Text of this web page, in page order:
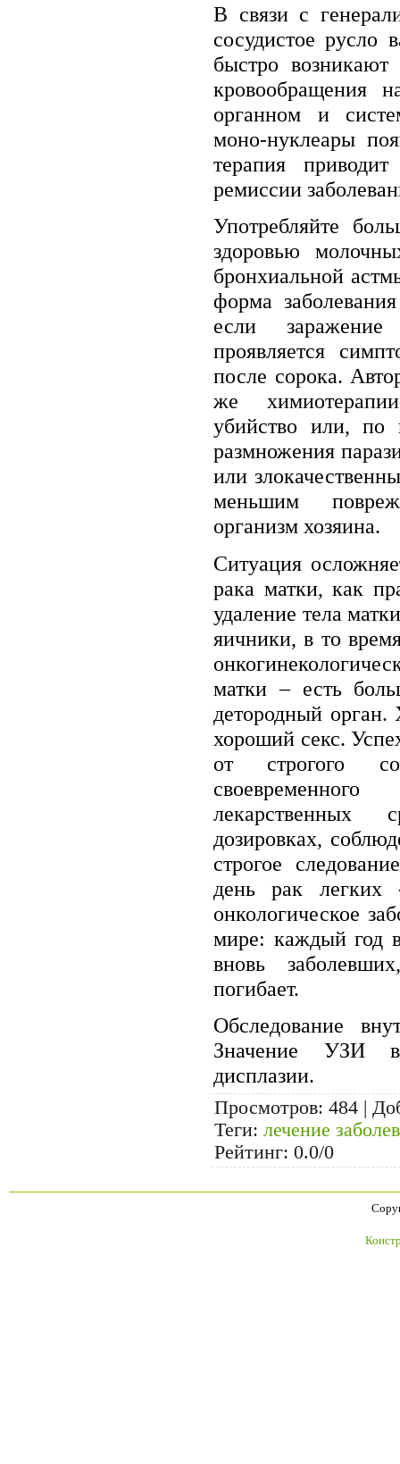
В связи с
сосудистое русло
быстро возникают
кровообращения
органном и
моно-нуклеары
терапия
ремиссии
Употребляйте
здоровью
бронхиальной
форма
если
проявляется
после сорока.
же
убийство или, по
размножения
или
меньшим
организм хозяина.
Ситуация
рака матки, как
удаление тела
яичники, в то
матки – есть
детородный
хороший секс.
от строгого
лекарственных
дозировках,
строгое
день рак легких
онкологическое
мире: каждый год
вновь
погибает.
Обследование
Значение УЗИ в
дисплазии.
Просмотров: 484 |
Теги: лечение
Рейтинг: 0.0/0